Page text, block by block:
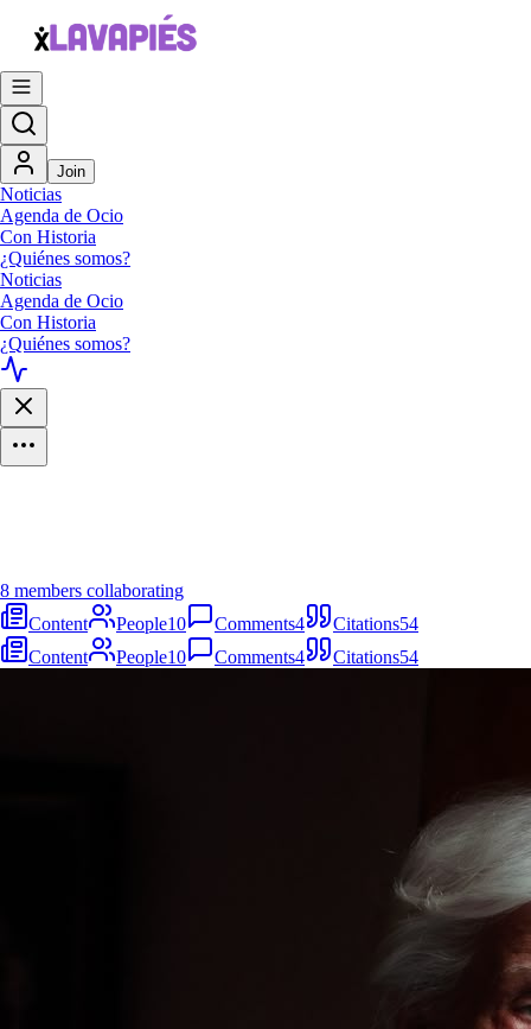
Join
Noticias
Agenda de Ocio
Con Historia
¿Quiénes somos?
Noticias
Agenda de Ocio
Con Historia
¿Quiénes somos?
8 members collaborating
Content
People10 Comments4 Citations54
Content
People10 Comments4 Citations54